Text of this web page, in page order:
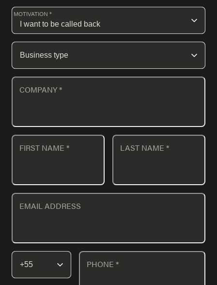
MOTIVATION *
COMPANY*
FIRST NAME * LAST NAME *
EMAIL ADDRESS
PHONE *